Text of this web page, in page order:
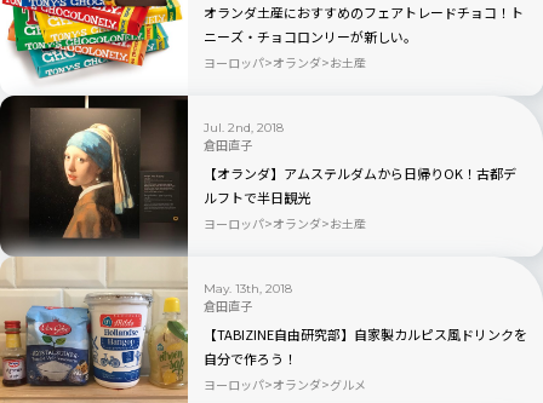
オランダ土産におすすめのフェアトレードチョコ！ト
ニーズ・チョコロンリーが新しい。
ヨーロッパ オランダ お土産
Jul. 2nd, 2018
倉田直子
【オランダ】アムステルダムから日帰りOK！古都デ
ルフトで半日観光
ヨーロッパ オランダ お土産
May. 13th, 2018
倉田直子
【TABIZINE自由研究部】自家製カルピス風ドリンクを
自分で作ろう！
ヨーロッパ オランダ グルメ